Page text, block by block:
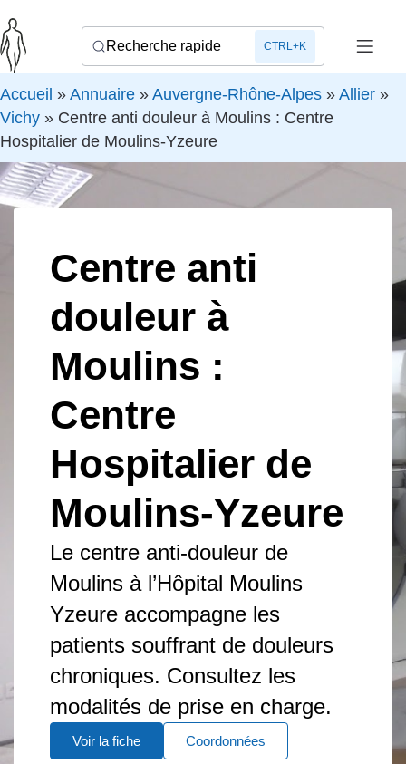
Recherche rapide CTRL+K
Accueil » Annuaire » Auvergne-Rhône-Alpes » Allier »
Vichy » Centre anti douleur à Moulins : Centre
Hospitalier de Moulins-Yzeure
Centre anti
douleur à
Moulins :
Centre
Hospitalier de
Moulins-Yzeure
Le centre anti-douleur de
Moulins à l’Hôpital Moulins
Yzeure accompagne les
patients souffrant de douleurs
chroniques. Consultez les
modalités de prise en charge.
Voir la fiche Coordonnées